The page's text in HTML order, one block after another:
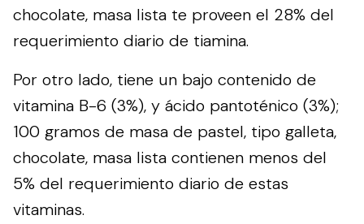
chocolate, masa lista te proveen el 28% del
requerimiento diario de tiamina.
Por otro lado, tiene un bajo contenido de
vitamina B-6 (3%), y ácido pantoténico (3%);
100 gramos de masa de pastel, tipo galleta,
chocolate, masa lista contienen menos del
5% del requerimiento diario de estas
vitaminas.